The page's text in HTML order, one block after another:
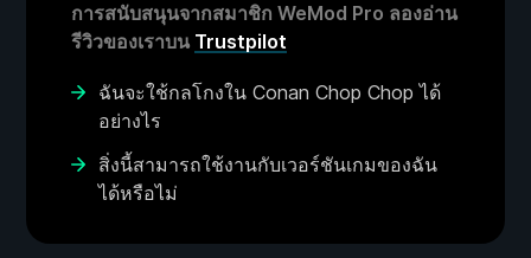
การสนับสนุนจากสมาชิก WeMod Pro ลองอ่าน
รีวิวของเราบน Trustpilot
ฉันจะใช้กลโกงใน Conan Chop Chop ได้
อย่างไร
สิ่งนี้สามารถใช้งานกับเวอร์ชันเกมของฉัน
ได้หรือไม่